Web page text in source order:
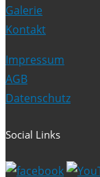
Galerie
Kontakt
Impressum
AGB
Datenschutz
Social Links